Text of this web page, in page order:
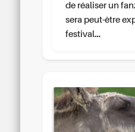
de réaliser un
sera peut-être
festival…